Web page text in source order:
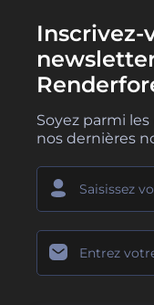
Inscrivez-
Soyez parmi
nos dernières